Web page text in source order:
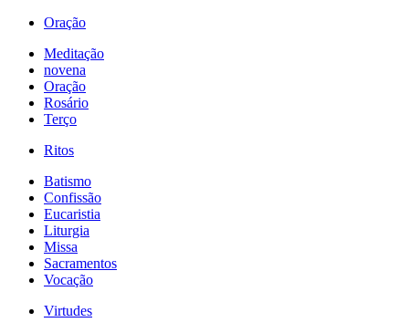
Oração
Meditação
novena
Oração
Rosário
Terço
Ritos
Batismo
Confissão
Eucaristia
Liturgia
Missa
Sacramentos
Vocação
Virtudes